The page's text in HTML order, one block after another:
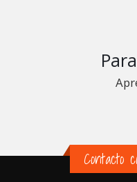
Contacto